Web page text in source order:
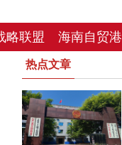
略联盟
海南自贸港
热点文章